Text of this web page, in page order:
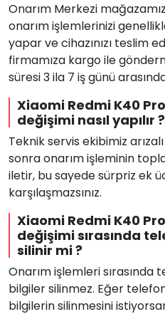
Onarım Merkezi
onarım işlemlerinizi
yapar ve cihazınızı teslim
firmamıza kargo ile
süresi 3 ila 7 iş günü
Xiaomi Redmi K40
değişimi nasıl yapılır ?
Teknik servis ekibimiz
sonra onarım işleminin
iletir, bu sayede sürpriz ek
karşılaşmazsınız.
Xiaomi Redmi K40
değişimi sırasında
silinir mi ?
Onarım işlemleri sırasında
bilgiler silinmez. Eğer
bilgilerin silinmesini